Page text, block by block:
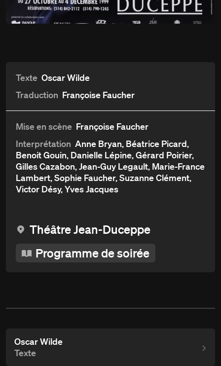
Texte Oscar Wilde
Traduction Françoise Faucher
Mise en scène Françoise Faucher
Interprétation Anne Bryan, Béatrice Picard,
Benoit Gouin, Danielle Lépine, Gérard Poirier,
Gilles Cazabon, Jean-Guy Legault, Marie-France
Lambert, Sophie Faucher, Suzanne Clément,
Victor Désy, Yves Jacques
Théâtre Jean-Duceppe
Programme de soirée
Oscar Wilde
Texte